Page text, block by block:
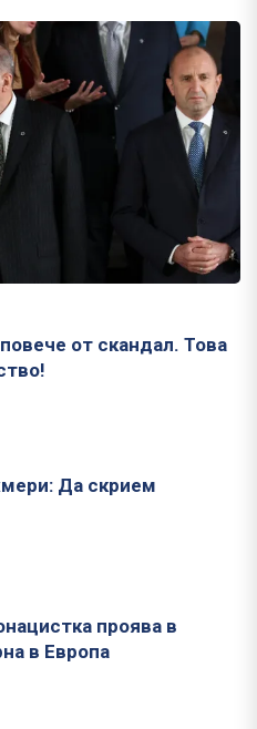
от скандал. Това
Да скрием
проява в
в Европа